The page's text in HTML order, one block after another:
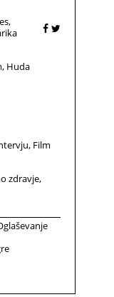
Huda
Film
zdravje